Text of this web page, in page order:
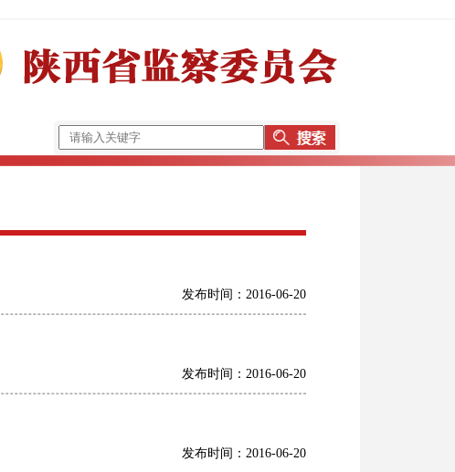
发布时间：2016-06-20
发布时间：2016-06-20
发布时间：2016-06-20